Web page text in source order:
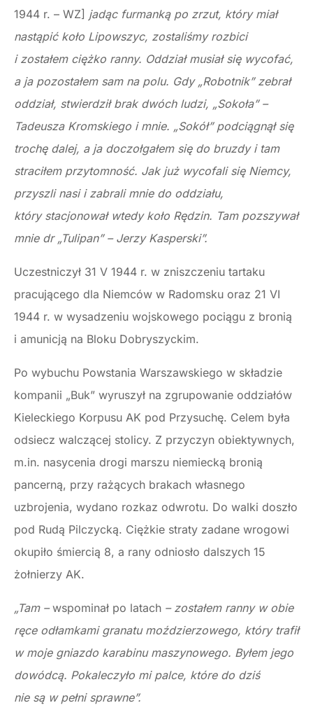
1944 r. – WZ] jadąc furmanką po zrzut, który miał
nastąpić koło Lipowszyc, zostaliśmy rozbici
i zostałem ciężko ranny. Oddział musiał się wycofać,
a ja pozostałem sam na polu. Gdy „Robotnik” zebrał
oddział, stwierdził brak dwóch ludzi, „Sokoła” –
Tadeusza Kromskiego i mnie. „Sokół” podciągnął się
trochę dalej, a ja doczołgałem się do bruzdy i tam
straciłem przytomność. Jak już wycofali się Niemcy,
przyszli nasi i zabrali mnie do oddziału,
który stacjonował wtedy koło Rędzin. Tam pozszywał
mnie dr „Tulipan” – Jerzy Kasperski”.
Uczestniczył 31 V 1944 r. w zniszczeniu tartaku
pracującego dla Niemców w Radomsku oraz 21 VI
1944 r. w wysadzeniu wojskowego pociągu z bronią
i amunicją na Bloku Dobryszyckim.
Po wybuchu Powstania Warszawskiego w składzie
kompanii „Buk” wyruszył na zgrupowanie oddziałów
Kieleckiego Korpusu AK pod Przysuchę. Celem była
odsiecz walczącej stolicy. Z przyczyn obiektywnych,
m.in. nasycenia drogi marszu niemiecką bronią
pancerną, przy rażących brakach własnego
uzbrojenia, wydano rozkaz odwrotu. Do walki doszło
pod Rudą Pilczycką. Ciężkie straty zadane wrogowi
okupiło śmiercią 8, a rany odniosło dalszych 15
żołnierzy AK.
„Tam –wspominał po latach – zostałem ranny w obie
ręce odłamkami granatu moździerzowego, który trafił
w moje gniazdo karabinu maszynowego. Byłem jego
dowódcą. Pokaleczyło mi palce, które do dziś
nie są w pełni sprawne”.